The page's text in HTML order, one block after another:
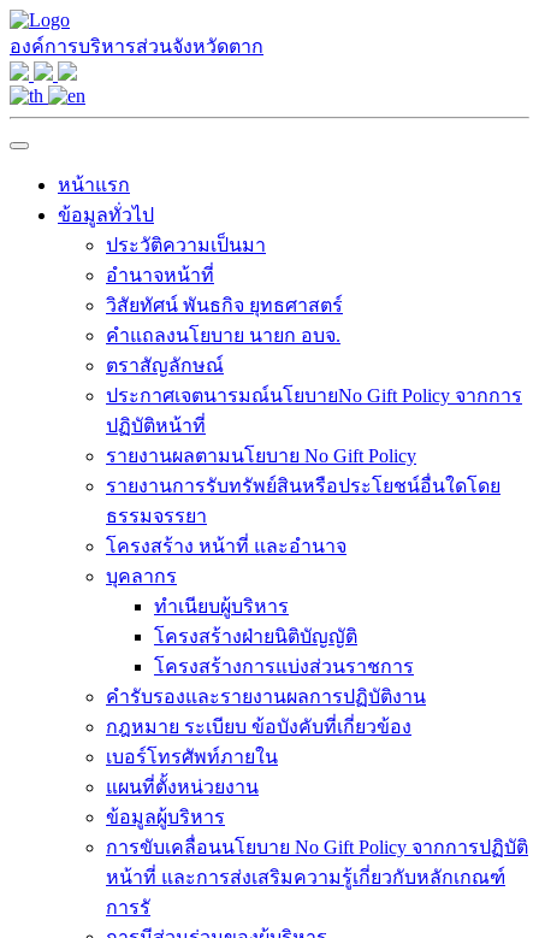
องค์การบริหารส่วนจังหวัดตาก
หน้าแรก
ข้อมูลทั่วไป
ประวัติความเป็นมา
อำนาจหน้าที่
วิสัยทัศน์ พันธกิจ ยุทธศาสตร์
คำแถลงนโยบาย นายก อบจ.
ตราสัญลักษณ์
ประกาศเจตนารมณ์นโยบายNo Gift Policy จากการ
ปฏิบัติหน้าที่
รายงานผลตามนโยบาย No Gift Policy
รายงานการรับทรัพย์สินหรือประโยชน์อื่นใดโดย
ธรรมจรรยา
โครงสร้าง หน้าที่ และอำนาจ
บุคลากร
ทำเนียบผู้บริหาร
โครงสร้างฝ่ายนิติบัญญัติ
โครงสร้างการแบ่งส่วนราชการ
คำรับรองและรายงานผลการปฏิบัติงาน
กฎหมาย ระเบียบ ข้อบังคับที่เกี่ยวข้อง
เบอร์โทรศัพท์ภายใน
แผนที่ตั้งหน่วยงาน
ข้อมูลผู้บริหาร
การขับเคลื่อนนโยบาย No Gift Policy จากการปฏิบัติ
หน้าที่ และการส่งเสริมความรู้เกี่ยวกับหลักเกณฑ์
การรั